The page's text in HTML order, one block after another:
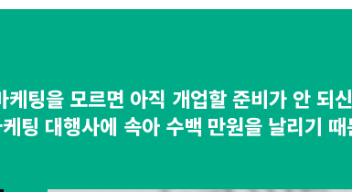
케팅을 모르면 아직 개업할 준비가 안 되
팅 대행사에 속아 수백 만원을 날리기